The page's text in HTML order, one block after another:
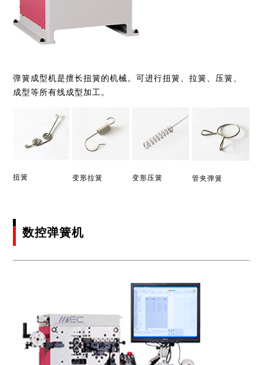
弹簧成型机是擅长扭簧的机械。可进行扭簧、拉簧、压簧、
成型等所有线成型加工。
扭簧 变形拉簧 变形压簧 管夹弹簧
数控弹簧机